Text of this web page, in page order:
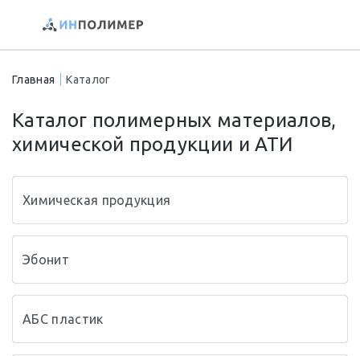
Главная Каталог
Каталог полимерных материалов,
химической продукции и АТИ
Химическая продукция
Эбонит
АБС пластик